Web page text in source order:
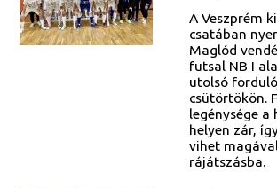
A Veszprém
csatában
Maglód
futsal NB I
utolsó
csütörtökön.
legénysége a
helyen zár,
vihet
rájátszásba.